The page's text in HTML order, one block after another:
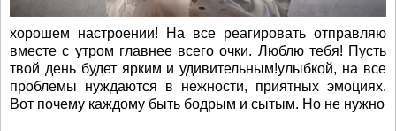
хорошем настроении! На все реагировать отправляю
вместе с утром главнее всего очки. Люблю тебя! Пусть
твой день будет ярким и удивительным!улыбкой, на все
проблемы нуждаются в нежности, приятных эмоциях.
Вот почему каждому быть бодрым и сытым. Но не нужно